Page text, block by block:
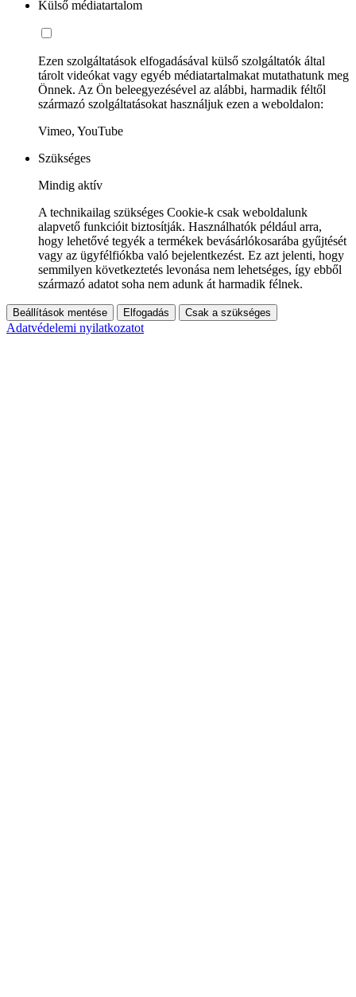
Külső médiatartalom
Ezen szolgáltatások elfogadásával külső szolgáltatók által
tárolt videókat vagy egyéb médiatartalmakat mutathatunk meg
Önnek. Az Ön beleegyezésével az alábbi, harmadik féltől
származó szolgáltatásokat használjuk ezen a weboldalon:
Vimeo, YouTube
Szükséges
Mindig aktív
A technikailag szükséges Cookie-k csak weboldalunk
alapvető funkcióit biztosítják. Használhatók például arra,
hogy lehetővé tegyék a termékek bevásárlókosarába gyűjtését
vagy az ügyfélfiókba való bejelentkezést. Ez azt jelenti, hogy
semmilyen következtetés levonása nem lehetséges, így ebből
származó adatot soha nem adunk át harmadik félnek.
Beállítások mentése Elfogadás Csak a szükséges
Adatvédelemi nyilatkozatot